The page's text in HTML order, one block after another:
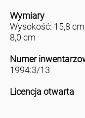
Wymiary
Wysokość: 15,8
8,0 cm
Numer
1994:3/13
Licencja otwarta